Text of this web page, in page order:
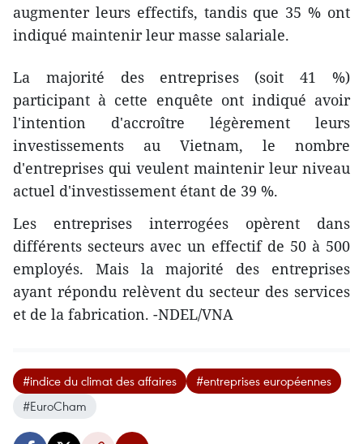
augmenter leurs effectifs, tandis que 35 % ont
indiqué maintenir leur masse salariale.
La majorité des entreprises (soit 41 %)
participant à cette enquête ont indiqué avoir
l'intention d'accroître légèrement leurs
investissements au Vietnam, le nombre
d'entreprises qui veulent maintenir leur niveau
actuel d'investissement étant de 39 %.
Les entreprises interrogées opèrent dans
différents secteurs avec un effectif de 50 à 500
employés. Mais la majorité des entreprises
ayant répondu relèvent du secteur des services
et de la fabrication. -NDEL/VNA
#indice du climat des affaires
#entreprises européennes
#EuroCham